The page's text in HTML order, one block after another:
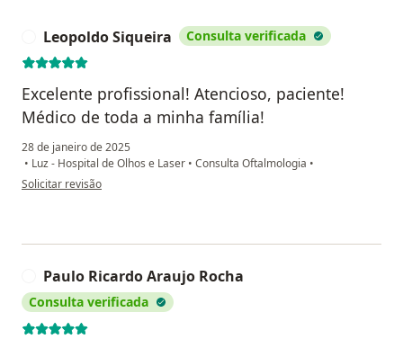
Leopoldo Siqueira Consulta verificada
Excelente profissional! Atencioso, paciente!
Médico de toda a minha família!
28 de janeiro de 2025
• Luz - Hospital de Olhos e Laser • Consulta Oftalmologia •
na opinião do utilizador Leopoldo Siqueira
Solicitar revisão
Paulo Ricardo Araujo Rocha
Consulta verificada